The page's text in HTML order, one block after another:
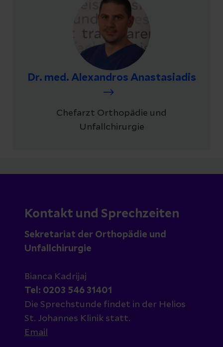
Dr. med. Alexandros Anastasiadis
Chefarzt Orthopädie und
Unfallchirurgie
Kontakt und Sprechzeiten
Sekretariat der Orthopädie und
Unfallchirurgie
Bianca Kadrijaj
Tel: 0203 546 31401
Die Sprechstunde findet in der Helios
St. Johannes Klinik statt.
Email